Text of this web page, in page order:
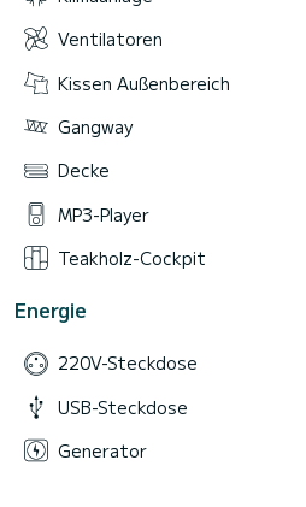
Ventilatoren
Kissen Außenbereich
Gangway
Decke
MP3-Player
Teakholz-Cockpit
Energie
220V-Steckdose
USB-Steckdose
Generator